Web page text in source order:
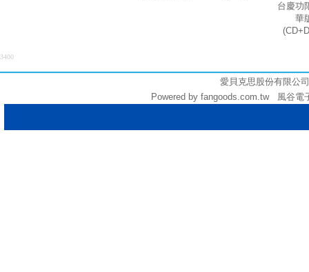
台慶功
華
3400
愛貝克思股份有限
Powered by fangoods.com.tw 風谷電子商